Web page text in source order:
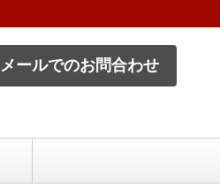
メールでのお問合わせ